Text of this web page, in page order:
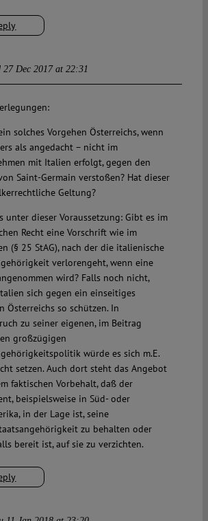
27 Dec 2017 at 22:31
solches Vorgehen Österreichs, wenn
als angedacht – nicht im
mit Italien erfolgt, gegen den
Saint-Germain verstoßen? Hat dieser
Geltung?
unter dieser Voraussetzung: Gibt es im
Recht eine Vorschrift wie im
(§ 25 StAG), nach der die italienische
verlorengeht, wenn eine
wird? Falls noch nicht,
sich gegen ein einseitiges
Österreichs so schützen. In
zu seiner eigenen, im Beitrag
großzügigen
würde es sich m.E.
setzen. Auch dort steht das Angebot
faktischen Vorbehalt, daß der
beispielsweise in Süd- oder
in der Lage ist, seine
zu behalten oder
bereit ist, auf sie zu verzichten.